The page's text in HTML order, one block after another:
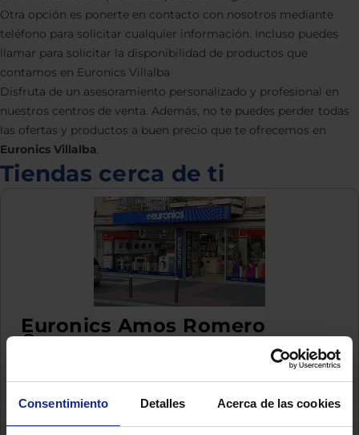
Consentimiento Detalles Acerca de las cookies
Otra opción es ponerte en contacto con nosotros mediante
teléfono para solicitar cualquier información. Incluso puedes
llamar para solicitar la disponibilidad de productos que
contamos en Euronics Villalba
Disfruta de un asesoramiento personalizado y profesional en
nuestros centros de venta. Además, no te puedes perder todas
las ofertas y productos a buen precio que te ofrecemos en
Euronics Villalba.
Tiendas cerca de ti
Euronics Amos Romero
Ver tienda